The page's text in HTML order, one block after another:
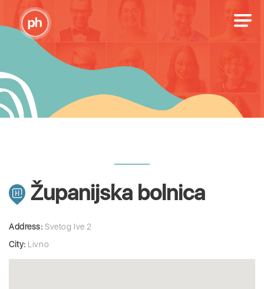
Županijska bolnica
Address: Svetog Ive 2
City: Livno